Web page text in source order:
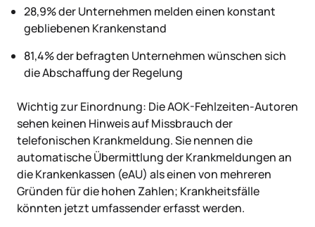
28,9% der Unternehmen melden einen konstant
gebliebenen Krankenstand
81,4% der befragten Unternehmen wünschen sich
die Abschaffung der Regelung
Wichtig zur Einordnung: Die AOK-Fehlzeiten-Autoren
sehen keinen Hinweis auf Missbrauch der
telefonischen Krankmeldung. Sie nennen die
automatische Übermittlung der Krankmeldungen an
die Krankenkassen (eAU) als einen von mehreren
Gründen für die hohen Zahlen; Krankheitsfälle
könnten jetzt umfassender erfasst werden.